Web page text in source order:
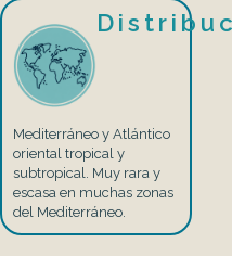
Mediterráneo y Atlántico
oriental tropical y
subtropical. Muy rara y
escasa en muchas zonas
del Mediterráneo.